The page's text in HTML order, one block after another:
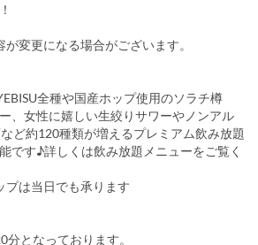
変更になる場合がございます。
全種や国産ホップ使用のソラチ樽
、女性に嬉しい生絞りサワーやノンアル
ど約120種類が増えるプレミアム飲み放題
です♪詳しくは飲み放題メニューをご覧く
プは当日でも承ります
となっております。